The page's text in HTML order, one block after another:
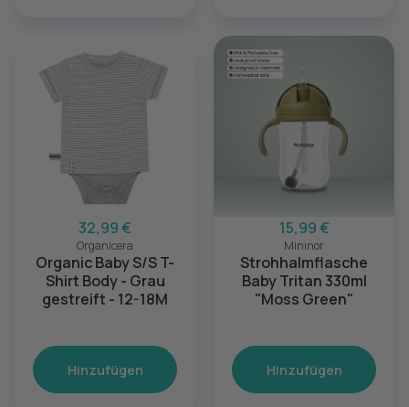
32,99 €
Organicera
Organic Baby S/S T-
Shirt Body - Grau
gestreift - 12-18M
Hinzufügen
15,99 €
Mininor
Strohhalmflasche
Baby Tritan 330ml
"Moss Green"
Hinzufügen